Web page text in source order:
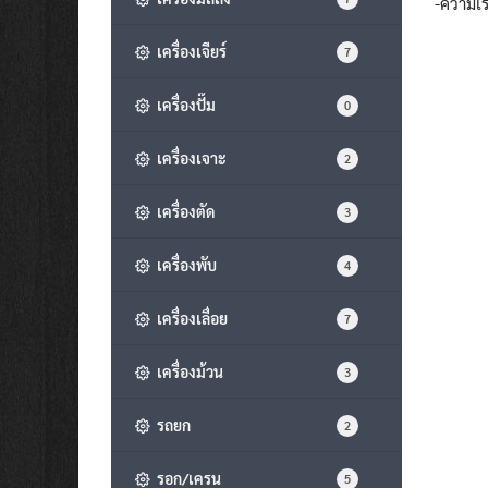
เครื่องเจียร์ 7
เครื่องปั๊ม 0
เครื่องเจาะ 2
เครื่องตัด 3
เครื่องพับ 4
เครื่องเลื่อย 7
เครื่องม้วน 3
รถยก 2
รอก/เครน 5